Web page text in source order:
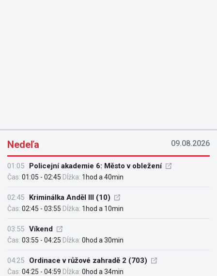
Nedeľa 09.08.2026
01:05 Policejní akademie 6: Město v obležení
Čas: 01:05 - 02:45 Dĺžka: 1hod a 40min
02:45 Kriminálka Anděl III (10)
Čas: 02:45 - 03:55 Dĺžka: 1hod a 10min
03:55 Víkend
Čas: 03:55 - 04:25 Dĺžka: 0hod a 30min
04:25 Ordinace v růžové zahradě 2 (703)
Čas: 04:25 - 04:59 Dĺžka: 0hod a 34min